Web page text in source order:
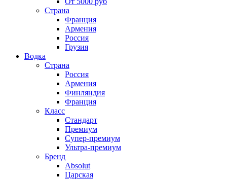
Страна
Франция
Армения
Россия
Грузия
Водка
Страна
Россия
Армения
Финляндия
Франция
Класс
Стандарт
Премиум
Супер-премиум
Ультра-премиум
Бренд
Absolut
Царская